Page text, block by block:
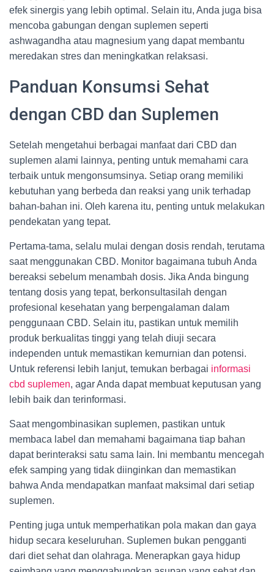
efek sinergis yang lebih optimal. Selain itu, Anda juga bisa
mencoba gabungan dengan suplemen seperti
ashwagandha atau magnesium yang dapat membantu
meredakan stres dan meningkatkan relaksasi.
Panduan Konsumsi Sehat
dengan CBD dan Suplemen
Setelah mengetahui berbagai manfaat dari CBD dan
suplemen alami lainnya, penting untuk memahami cara
terbaik untuk mengonsumsinya. Setiap orang memiliki
kebutuhan yang berbeda dan reaksi yang unik terhadap
bahan-bahan ini. Oleh karena itu, penting untuk melakukan
pendekatan yang tepat.
Pertama-tama, selalu mulai dengan dosis rendah, terutama
saat menggunakan CBD. Monitor bagaimana tubuh Anda
bereaksi sebelum menambah dosis. Jika Anda bingung
tentang dosis yang tepat, berkonsultasilah dengan
profesional kesehatan yang berpengalaman dalam
penggunaan CBD. Selain itu, pastikan untuk memilih
produk berkualitas tinggi yang telah diuji secara
independen untuk memastikan kemurnian dan potensi.
Untuk referensi lebih lanjut, temukan berbagai informasi
cbd suplemen, agar Anda dapat membuat keputusan yang
lebih baik dan terinformasi.
Saat mengombinasikan suplemen, pastikan untuk
membaca label dan memahami bagaimana tiap bahan
dapat berinteraksi satu sama lain. Ini membantu mencegah
efek samping yang tidak diinginkan dan memastikan
bahwa Anda mendapatkan manfaat maksimal dari setiap
suplemen.
Penting juga untuk memperhatikan pola makan dan gaya
hidup secara keseluruhan. Suplemen bukan pengganti
dari diet sehat dan olahraga. Menerapkan gaya hidup